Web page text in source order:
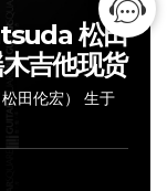
松田
吉他现货
田伦宏） 生于